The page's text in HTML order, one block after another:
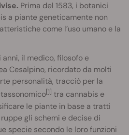
Prima del 1583, i botanici
a piante geneticamente non
come l’uso umano e la
il medico, filosofo e
Cesalpino, ricordato da molti
personalità, tracciò per la
[1] tra cannabis e
le piante in base a tratti
gli schemi e decise di
specie secondo le loro funzioni